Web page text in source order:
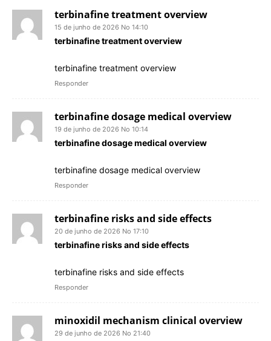
terbinafine treatment overview
15 de junho de 2026 No 14:10
terbinafine treatment overview
terbinafine treatment overview
Responder
terbinafine dosage medical overview
19 de junho de 2026 No 10:14
terbinafine dosage medical overview
terbinafine dosage medical overview
Responder
terbinafine risks and side effects
20 de junho de 2026 No 17:10
terbinafine risks and side effects
terbinafine risks and side effects
Responder
minoxidil mechanism clinical overview
29 de junho de 2026 No 21:40